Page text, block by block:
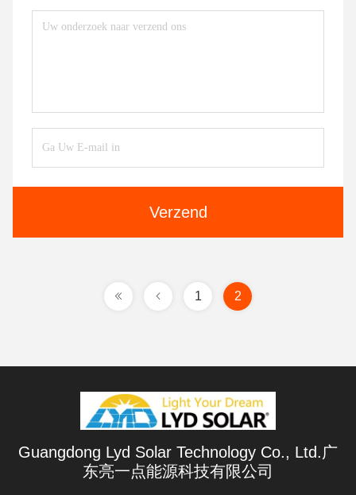
Verzend
1 2
Guangdong Lyd Solar Technology Co., Ltd.广
东亮一点能源科技有限公司